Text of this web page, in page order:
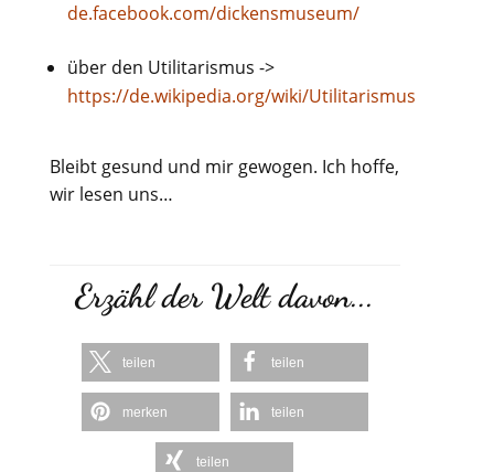
de.facebook.com/dickensmuseum/
über den Utilitarismus ->
https://de.wikipedia.org/wiki/Utilitarismus
Bleibt gesund und mir gewogen. Ich hoffe,
wir lesen uns…
Erzähl der Welt davon...
teilen teilen
merken teilen
teilen